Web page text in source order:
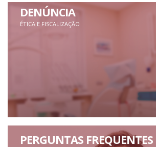
DENÚNCIA
ÉTICA E FISCALIZAÇÃO
PERGUNTAS FREQUENTES